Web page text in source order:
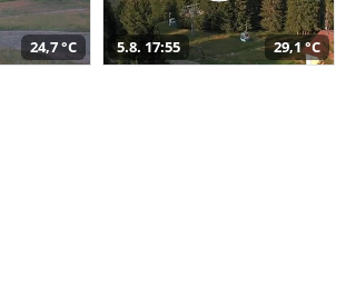
24,7 °C 5.8. 17:55 29,1 °C